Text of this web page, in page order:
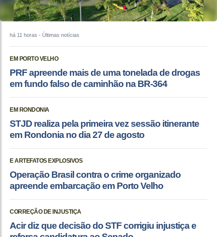
há 11 horas - Últimas notícias
EM PORTO VELHO
PRF apreende mais de uma tonelada de drogas
em fundo falso de caminhão na BR-364
EM RONDONIA
STJD realiza pela primeira vez sessão itinerante
em Rondonia no dia 27 de agosto
E ARTEFATOS EXPLOSIVOS
Operação Brasil contra o crime organizado
apreende embarcação em Porto Velho
CORREÇÃO DE INJUSTIÇA
Acir diz que decisão do STF corrigiu injustiça e